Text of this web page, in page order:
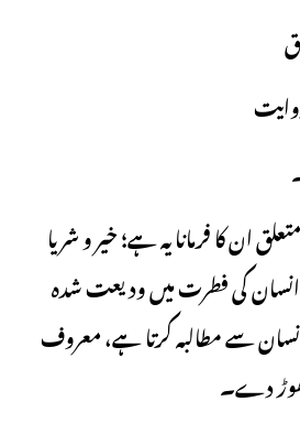
ان کا فرمانا یہ ہے؛ خیر و شر یا
انسان کی فطرت میں ودیعت شدہ
سے مطالبہ کرتا ہے، معروف
چھوڑ دے۔